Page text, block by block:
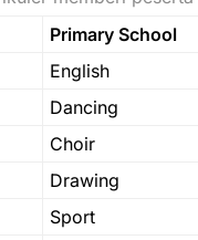
Primary School
English
Dancing
Choir
Drawing
Sport